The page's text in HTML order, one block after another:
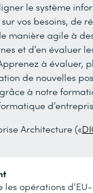
le système
vos besoins, de
manière agile à
et d’en évaluer
à évaluer,
de nouvelles
à notre
Architecture («
les opérations